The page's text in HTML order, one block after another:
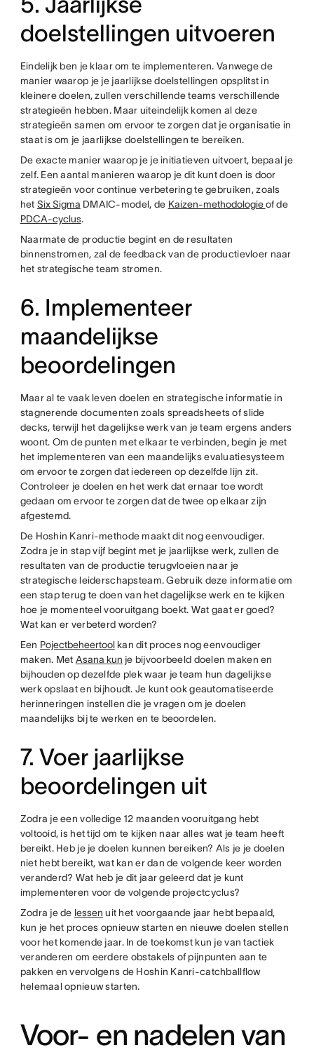
doelstellingen uitvoeren
Eindelijk ben je klaar om te implementeren. Vanwege de
manier waarop je je jaarlijkse doelstellingen opsplitst in
kleinere doelen, zullen verschillende teams verschillende
strategieën hebben. Maar uiteindelijk komen al deze
strategieën samen om ervoor te zorgen dat je organisatie in
staat is om je jaarlijkse doelstellingen te bereiken.
De exacte manier waarop je je initiatieven uitvoert, bepaal je
zelf. Een aantal manieren waarop je dit kunt doen is door
strategieën voor continue verbetering te gebruiken, zoals
het Six Sigma DMAIC-model, de Kaizen-methodologieof de
PDCA-cyclus.
Naarmate de productie begint en de resultaten
binnenstromen, zal de feedback van de productievloer naar
het strategische team stromen.
6. Implementeer
maandelijkse
beoordelingen
Maar al te vaak leven doelen en strategische informatie in
stagnerende documenten zoals spreadsheets of slide
decks, terwijl het dagelijkse werk van je team ergens anders
woont. Om de punten met elkaar te verbinden, begin je met
het implementeren van een maandelijks evaluatiesysteem
om ervoor te zorgen dat iedereen op dezelfde lijn zit.
Controleer je doelen en het werk dat ernaar toe wordt
gedaan om ervoor te zorgen dat de twee op elkaar zijn
afgestemd.
De Hoshin Kanri-methode maakt dit nog eenvoudiger.
Zodra je in stap vijf begint met je jaarlijkse werk, zullen de
resultaten van de productie terugvloeien naar je
strategische leiderschapsteam. Gebruik deze informatie om
een stap terug te doen van het dagelijkse werk en te kijken
hoe je momenteel vooruitgang boekt. Wat gaat er goed?
Wat kan er verbeterd worden?
Een Pojectbeheertoolkan dit proces nog eenvoudiger
maken. Met Asana kun je bijvoorbeeld doelen maken en
bijhouden op dezelfde plek waar je team hun dagelijkse
werk opslaat en bijhoudt. Je kunt ook geautomatiseerde
herinneringen instellen die je vragen om je doelen
maandelijks bij te werken en te beoordelen.
7. Voer jaarlijkse
beoordelingen uit
Zodra je een volledige 12 maanden vooruitgang hebt
voltooid, is het tijd om te kijken naar alles wat je team heeft
bereikt. Heb je je doelen kunnen bereiken? Als je je doelen
niet hebt bereikt, wat kan er dan de volgende keer worden
veranderd? Wat heb je dit jaar geleerd dat je kunt
implementeren voor de volgende projectcyclus?
Zodra je de lessen uit het voorgaande jaar hebt bepaald,
kun je het proces opnieuw starten en nieuwe doelen stellen
voor het komende jaar. In de toekomst kun je van tactiek
veranderen om eerdere obstakels of pijnpunten aan te
pakken en vervolgens de Hoshin Kanri-catchballflow
helemaal opnieuw starten.
Voor- en nadelen van